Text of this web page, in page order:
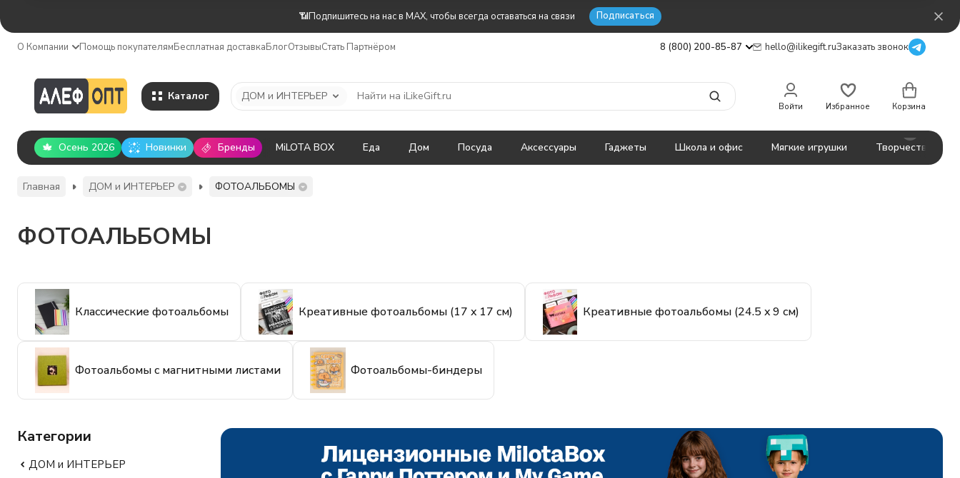
📶Подпишитесь на нас в MAX, чтобы всегда оставаться на связи Подписаться
О Компании Помощь покупателямБесплатная доставкаБлогОтзывыСтать Партнёром 8 (800) 200-85-87 hello@ilikegift.ruЗаказать звонок
Каталог ДОМ и ИНТЕРЬЕР
Войти Избранное Корзина
Осень 2026 Новинки Бренды MiLOTA BOX Еда Дом Посуда Аксессуары Гаджеты Школа и офис Мягкие игрушки Творчество
Главная ДОМ и ИНТЕРЬЕР ФОТОАЛЬБОМЫ
ФОТОАЛЬБОМЫ
Классические фотоальбомы Креативные фотоальбомы (17 x 17 см) Креативные фотоальбомы (24.5 x 9 см)
Фотоальбомы с магнитными листами Фотоальбомы-биндеры
Категории
ДОМ и ИНТЕРЬЕР